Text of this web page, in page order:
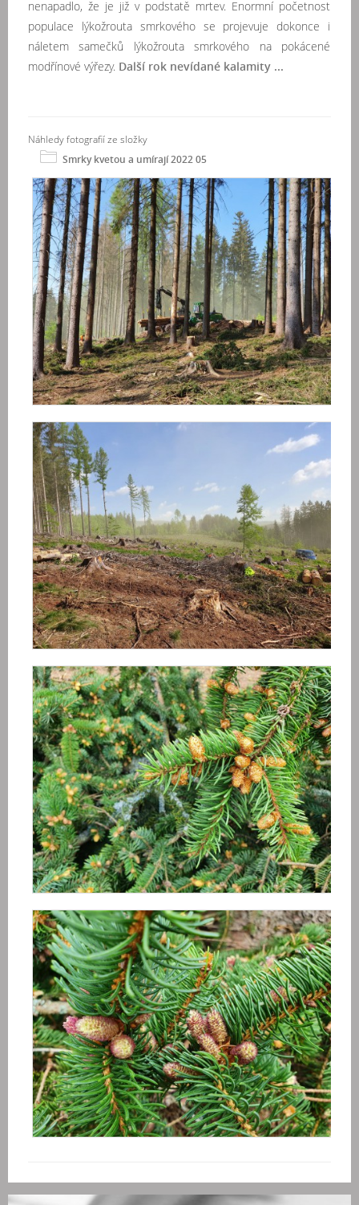
nenapadlo, že je již v podstatě mrtev. Enormní početnost
populace lýkožrouta smrkového se projevuje dokonce i
náletem samečků lýkožrouta smrkového na pokácené
modřínové výřezy. Další rok nevídané kalamity ...
Náhledy fotografií ze složky
Smrky kvetou a umírají 2022 05